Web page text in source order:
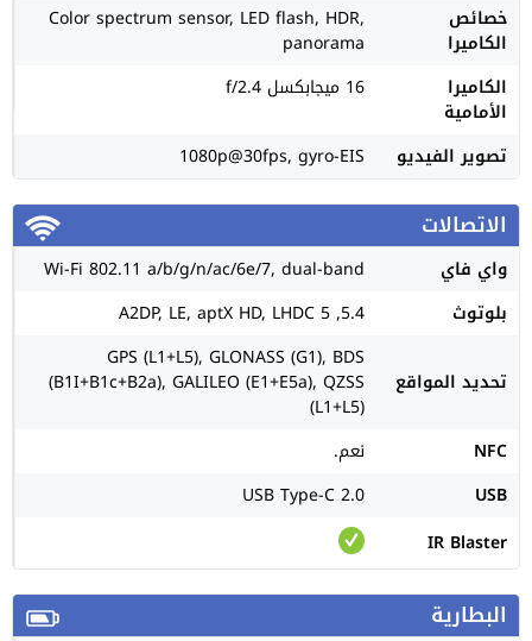
خصائص
الكاميرا
Color spectrum sensor, LED flash, HDR,
panorama
الكاميرا
الأمامية
16 ميجابكسل f/2.4
تصوير الفيديو 1080p@30fps, gyro-EIS
الاتصالات
واي فاي
Wi-Fi 802.11 a/b/g/n/ac/6e/7, dual-band
بلوتوث
5.4, A2DP, LE, aptX HD, LHDC 5
تحديد المواقع
GPS (L1+L5), GLONASS (G1), BDS
(B1I+B1c+B2a), GALILEO (E1+E5a), QZSS
(L1+L5)
NFC
نعم.
USB
USB Type-C 2.0
IR Blaster
البطارية